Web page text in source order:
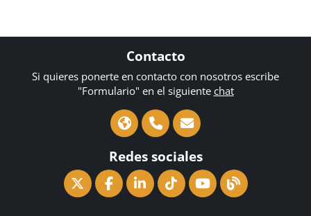
Contacto
Si quieres ponerte en contacto con nosotros escribe
"Formulario" en el siguiente chat
Redes sociales